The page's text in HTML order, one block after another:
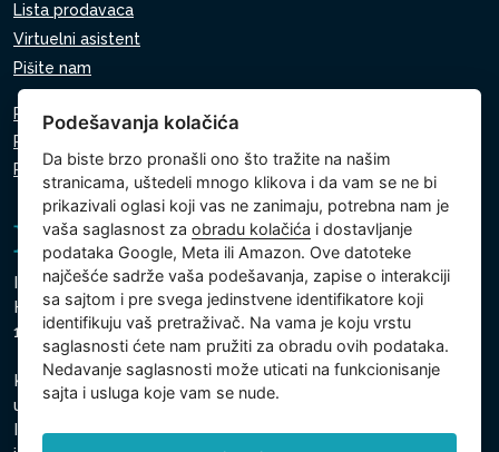
Lista prodavaca
Virtuelni asistent
Pišite nam
Pravila o zaštiti ličnih podataka
Pravila o korišćenju kolačića
Podešavanja kolačića
Intex Trading, s.r.o.
Hradecká 2526/3
130 00 Prag 3 - Češka Republika
Kompanija je upisana kod Gradski sud u Pragu, odeljak C,
ulozak 74759
Identifikacioni broj kompanije: 26150808, Poreski
Podešavanja kolačića
Da biste brzo pronašli ono što tražite na našim
stranicama, uštedeli mnogo klikova i da vam se ne bi
prikazivali oglasi koji vas ne zanimaju, potrebna nam je
vaša saglasnost zaobradu kolačića i dostavljanje
podataka Google, Meta ili Amazon. Ove datoteke
najčešće sadrže vaša podešavanja, zapise o interakciji
sa sajtom i pre svega jedinstvene identifikatore koji
identifikuju vaš pretraživač. Na vama je koju vrstu
saglasnosti ćete nam pružiti za obradu ovih podataka.
Nedavanje saglasnosti može uticati na funkcionisanje
sajta i usluga koje vam se nude.